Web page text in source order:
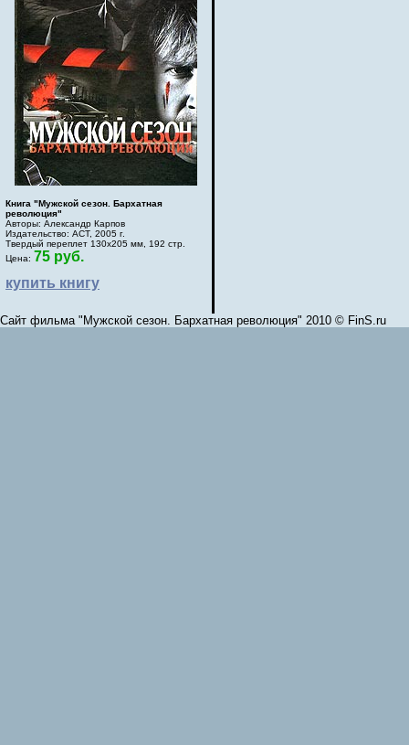
Книга "Мужской сезон. Бархатная
революция"
Авторы: Александр Карпов
Издательство: АСТ, 2005 г.
Твердый переплет 130х205 мм, 192 стр.
Цена: 75 руб.
купить книгу
Сайт фильма "Мужской сезон. Бархатная революция" 2010 © FinS.ru